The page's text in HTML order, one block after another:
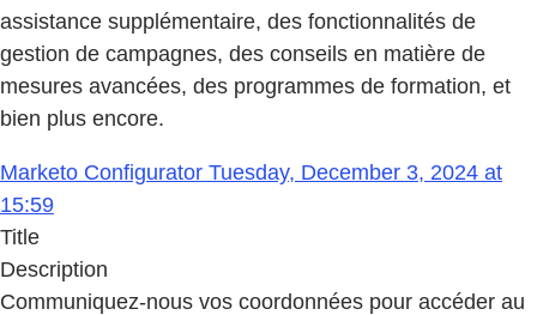
assistance supplémentaire, des fonctionnalités de
gestion de campagnes, des conseils en matière de
mesures avancées, des programmes de formation, et
bien plus encore.
Marketo Configurator Tuesday, December 3, 2024 at
15:59
Title
Description
Communiquez-nous vos coordonnées pour accéder au